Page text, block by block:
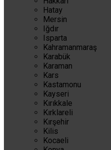
Hatay
Mersin
Iğdır
Isparta
Kahramanmaraş
Karabük
Karaman
Kars
Kastamonu
Kayseri
Kırıkkale
Kırklareli
Kırşehir
Kilis
Kocaeli